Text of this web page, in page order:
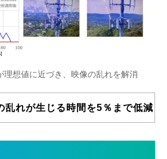
理想値に近づき、映像の乱れを解消
れが生じる時間を5％まで低減